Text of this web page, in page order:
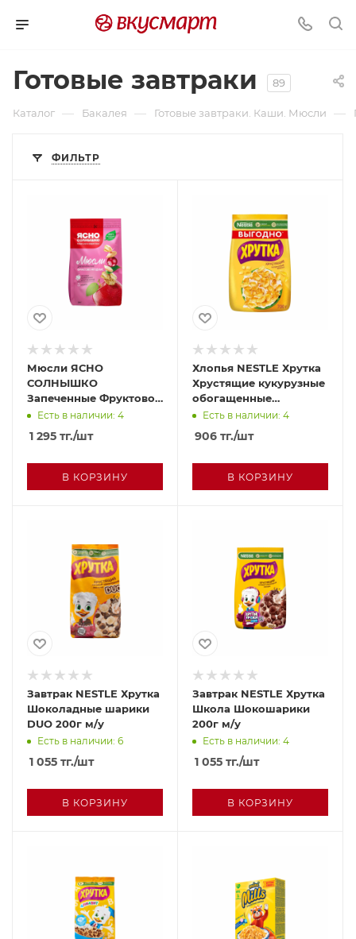
Готовые завтраки 89
Каталог — Бакалея — Готовые завтраки. Каши. Мюсли —
ФИЛЬТР
Мюсли ЯСНО
СОЛНЫШКО
Запеченные Фруктово
ягодные 300г
Есть в наличии: 4
1 295 тг./шт
В КОРЗИНУ
Хлопья NESTLE Хрутка
Хрустящие кукурузные
обогащенные
кальцием 290г м/у
Есть в наличии: 4
906 тг./шт
В КОРЗИНУ
Завтрак NESTLE Хрутка
Шоколадные шарики
DUO 200г м/у
Есть в наличии: 6
1 055 тг./шт
В КОРЗИНУ
Завтрак NESTLE Хрутка
Школа Шокошарики
200г м/у
Есть в наличии: 4
1 055 тг./шт
В КОРЗИНУ